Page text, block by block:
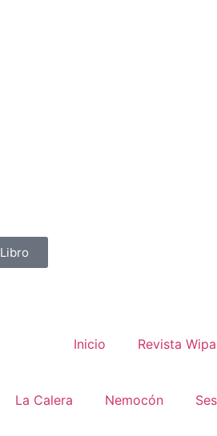
Inicio Revista
La Calera Nemocón